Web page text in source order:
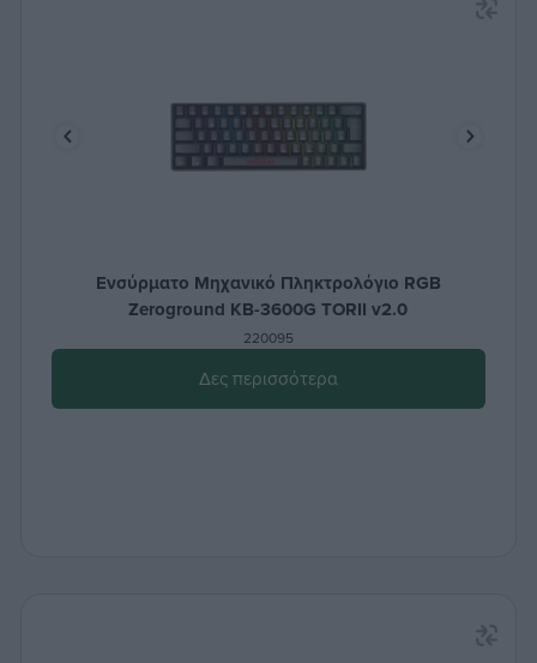
Ενσύρματο Μηχανικό Πληκτρολόγιο RGB
Zeroground KB-3600G TORII v2.0
220095
Δες περισσότερα